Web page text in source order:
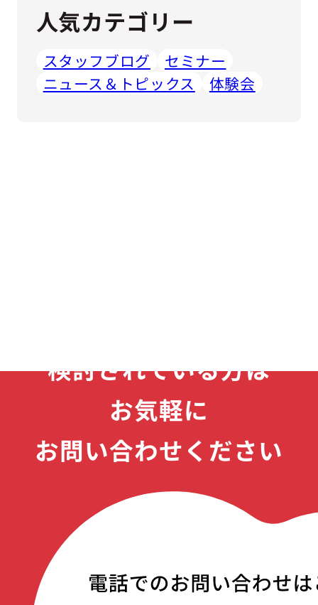
人気カテゴリー
スタッフブログ
セミナー
ニュース＆トピックス
体験会
検討されている方は
お気軽に
お問い合わせください